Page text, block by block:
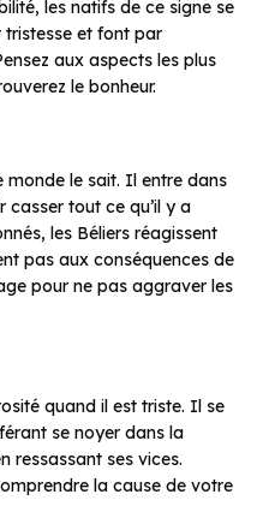
les natifs de ce signe se
et font par
aux aspects les plus
le bonheur.
monde le sait. Il entre dans
casser tout ce qu’il y a
les Béliers réagissent
pas aux conséquences de
pour ne pas aggraver les
quand il est triste. Il se
se noyer dans la
ressassant ses vices.
la cause de votre